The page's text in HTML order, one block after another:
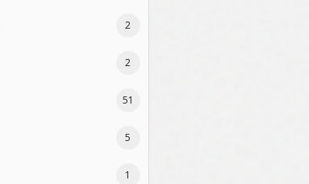
2
2
51
5
1